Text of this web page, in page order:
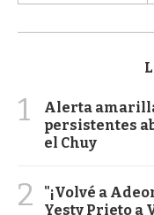
1
Alerta
persistentes
el Chuy
2
"¡Volvé a
Yesty Prieto a